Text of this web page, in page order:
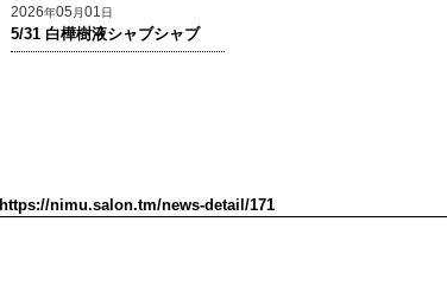
2026年05 月01日
5/31 白樺樹液シャブシャブ
https://nimu.salon.tm/news-detail/171